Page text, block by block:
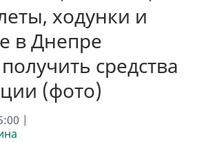
ходунки и
в Днепре
средства
(фото)
|